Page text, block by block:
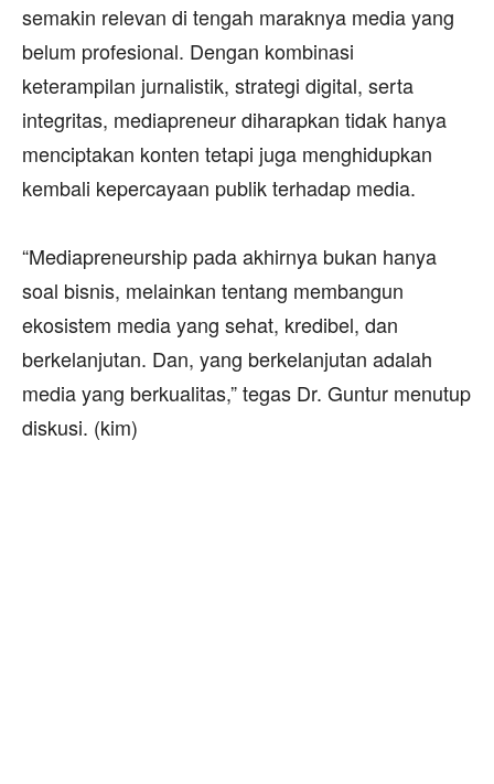
semakin relevan di tengah maraknya media yang
belum profesional. Dengan kombinasi
keterampilan jurnalistik, strategi digital, serta
integritas, mediapreneur diharapkan tidak hanya
menciptakan konten tetapi juga menghidupkan
kembali kepercayaan publik terhadap media.
‎“Mediapreneurship pada akhirnya bukan hanya
soal bisnis, melainkan tentang membangun
ekosistem media yang sehat, kredibel, dan
berkelanjutan. Dan, yang berkelanjutan adalah
media yang berkualitas,” tegas Dr. Guntur menutup
diskusi. (kim)